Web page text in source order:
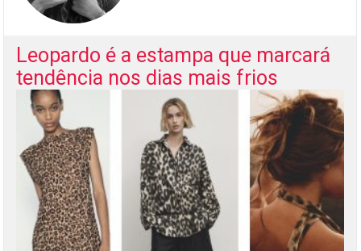
Leopardo é a estampa que marcará
tendência nos dias mais frios